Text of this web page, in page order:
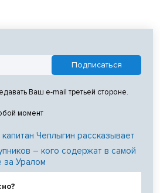
Ваш e-mail третьей стороне.
момент
Чеплыгин рассказывает
– кого содержат в самой
за Уралом